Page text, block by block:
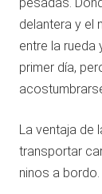
delantera y el
entre la rueda
primer día,
La ventaja de
transportar
ninos a bordo.